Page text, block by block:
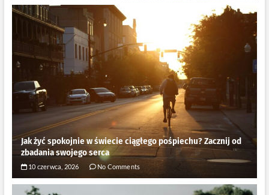
Jak żyć spokojnie w świecie ciągłego pośpiechu? Zacznij od
zbadania swojego serca
10 czerwca, 2026 No Comments